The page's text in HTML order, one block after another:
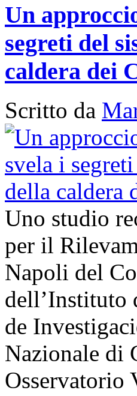
Un
segreti del
caldera dei
Scritto da
Uno studio
per il
Napoli del
dell’Instituto
de
Nazionale di
Osservatorio